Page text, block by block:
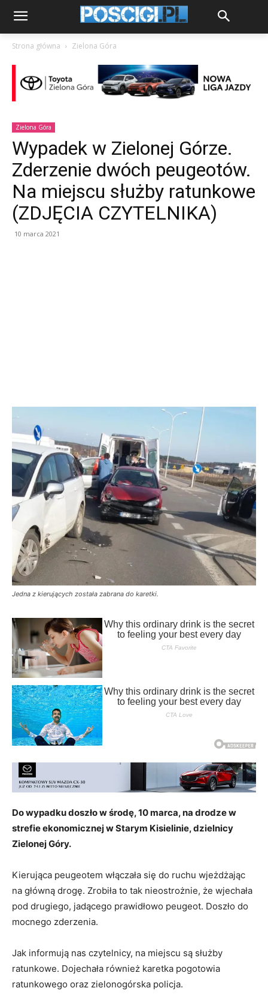
Strona główna Zielona Góra
Zielona Góra
Wypadek w Zielonej Górze.
Zderzenie dwóch peugeotów.
Na miejscu służby ratunkowe
(ZDJĘCIA CZYTELNIKA)
10 marca 2021
Jedna z kierujących została zabrana do karetki.
Do wypadku doszło w środę, 10 marca, na drodze w
strefie ekonomicznej w Starym Kisielinie, dzielnicy
Zielonej Góry.
Kierująca peugeotem włączała się do ruchu wjeżdżając
na główną drogę. Zrobiła to tak nieostrożnie, że wjechała
pod drugiego, jadącego prawidłowo peugeot. Doszło do
mocnego zderzenia.
Jak informują nas czytelnicy, na miejscu są służby
ratunkowe. Dojechała również karetka pogotowia
ratunkowego oraz zielonogórska policja.